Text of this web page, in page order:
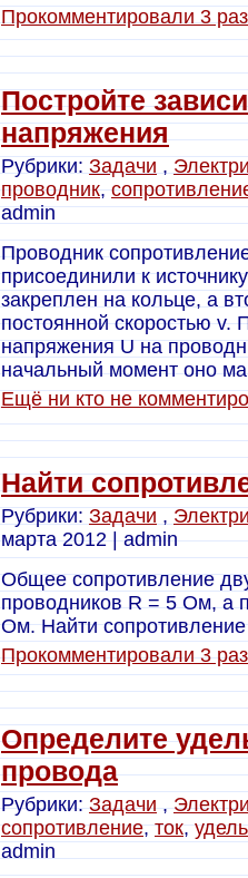
Прокомментировали 3 раз
Постройте
напряжения
Рубрики: Задачи ,
проводник,
admin
Проводник
присоединили к
закреплен на кольце, а
постоянной скоростью v.
напряжения U на
начальный момент оно
Ещё ни кто не
Найти
Рубрики: Задачи ,
марта 2012 | admin
Общее сопротивление
проводников R = 5 Ом, а
Ом. Найти
Прокомментировали 3 раз
Определите
провода
Рубрики:Задачи,
сопротивление,ток,
admin